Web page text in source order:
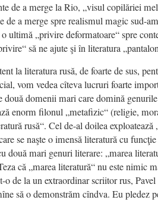
de a merge la Rio, „visul copilăriei
de a merge spre realismul magic sud-
ultimă „privire deformatoare“ spre
să ne ajute şi în literatura
la literatura rusă, de foarte de sus,
vom vedea cîteva lucruri foarte
două domenii mari care domină
enorm filonul „metafizic“ (religie,
rusă“. Cel de-al doilea exploatează
se naşte o imensă literatură cu
două mari genuri literare: „marea
că „marea literatură“ nu este nimic
o de la un extraordinar scriitor rus,
să o demonstrăm cîndva. Eu pledez